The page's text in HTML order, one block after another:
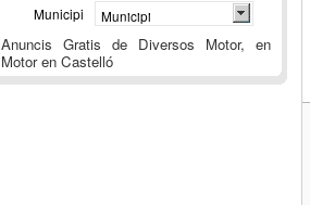
Municipi Municipi
Anuncis Gratis de Diversos Motor, en
Motor en Castelló